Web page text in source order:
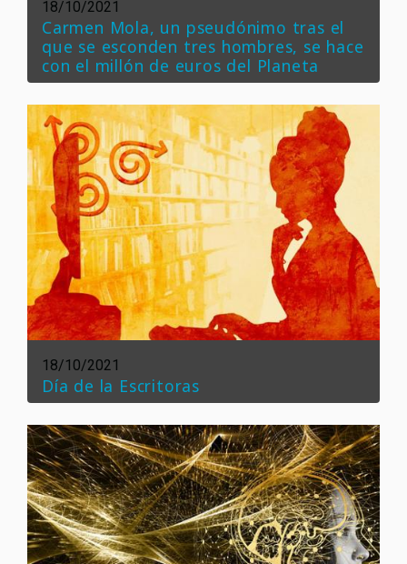
18/10/2021
Carmen Mola, un pseudónimo tras el
que se esconden tres hombres, se hace
con el millón de euros del Planeta
18/10/2021
Día de la Escritoras